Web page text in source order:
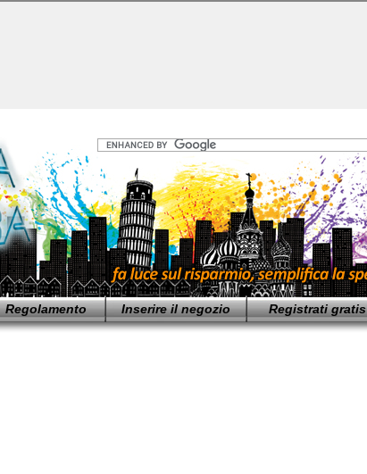
Regolamento Inserire il negozio Registrati gratis